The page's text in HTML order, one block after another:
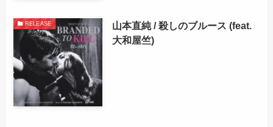
RELEASE
山本直純 / 殺しのブルース (feat.
大和屋竺)